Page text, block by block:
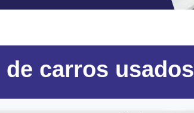
de carros usados